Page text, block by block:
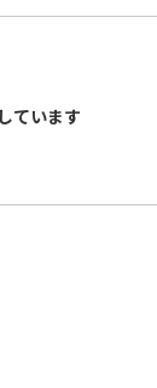
ています